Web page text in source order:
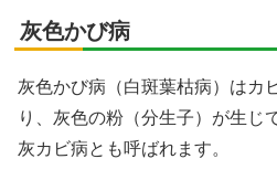
灰色かび病
灰色かび病（白斑葉枯病）はカ
り、灰色の粉（分生子）が生じ
灰カビ病とも呼ばれます。